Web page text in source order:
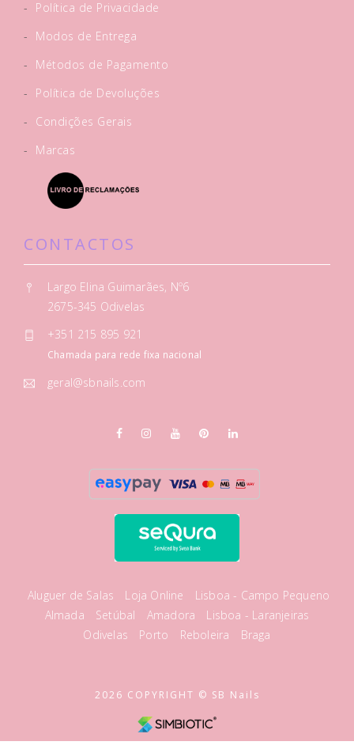
-
Política de Privacidade
-
Modos de Entrega
-
Métodos de Pagamento
-
Política de Devoluções
-
Condições Gerais
-
Marcas
CONTACTOS
Largo Elina Guimarães, Nº6
2675-345 Odivelas
+351 215 895 921
Chamada para rede fixa nacional
geral@sbnails.com
Aluguer de Salas Loja Online
Lisboa - Campo Pequeno
Almada
Setúbal Amadora
Lisboa - Laranjeiras
Odivelas
Porto Reboleira Braga
2026 COPYRIGHT © SB Nails